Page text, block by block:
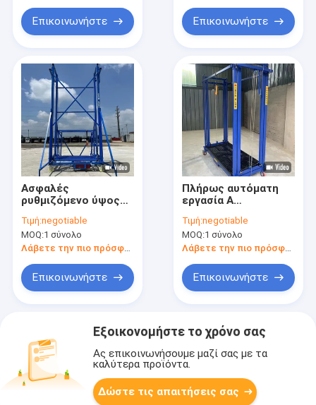
Επικοινωνήστε Επικοινωνήστε
Ασφαλές
ρυθμιζόμενο ύψος
ανύψωσης 2 ~ 8m Για
για διακόσμηση
Τιμή:negotiable
MOQ:1 σύνολο
Λάβετε την πιο πρόσφατη τιμή
Επικοινωνήστε
Πλήρως αυτόματη
εργασία Α
Υψώνοντας
εξοπλισμό
Σκουπίδια κινητά
Τιμή:negotiable
MOQ:1 σύνολο
Λάβετε την πιο πρόσφατη τιμή
Επικοινωνήστε
Εξοικονομήστε το χρόνο σας
Ας επικοινωνήσουμε μαζί σας με τα
καλύτερα προϊόντα.
Δώστε τις απαιτήσεις σας